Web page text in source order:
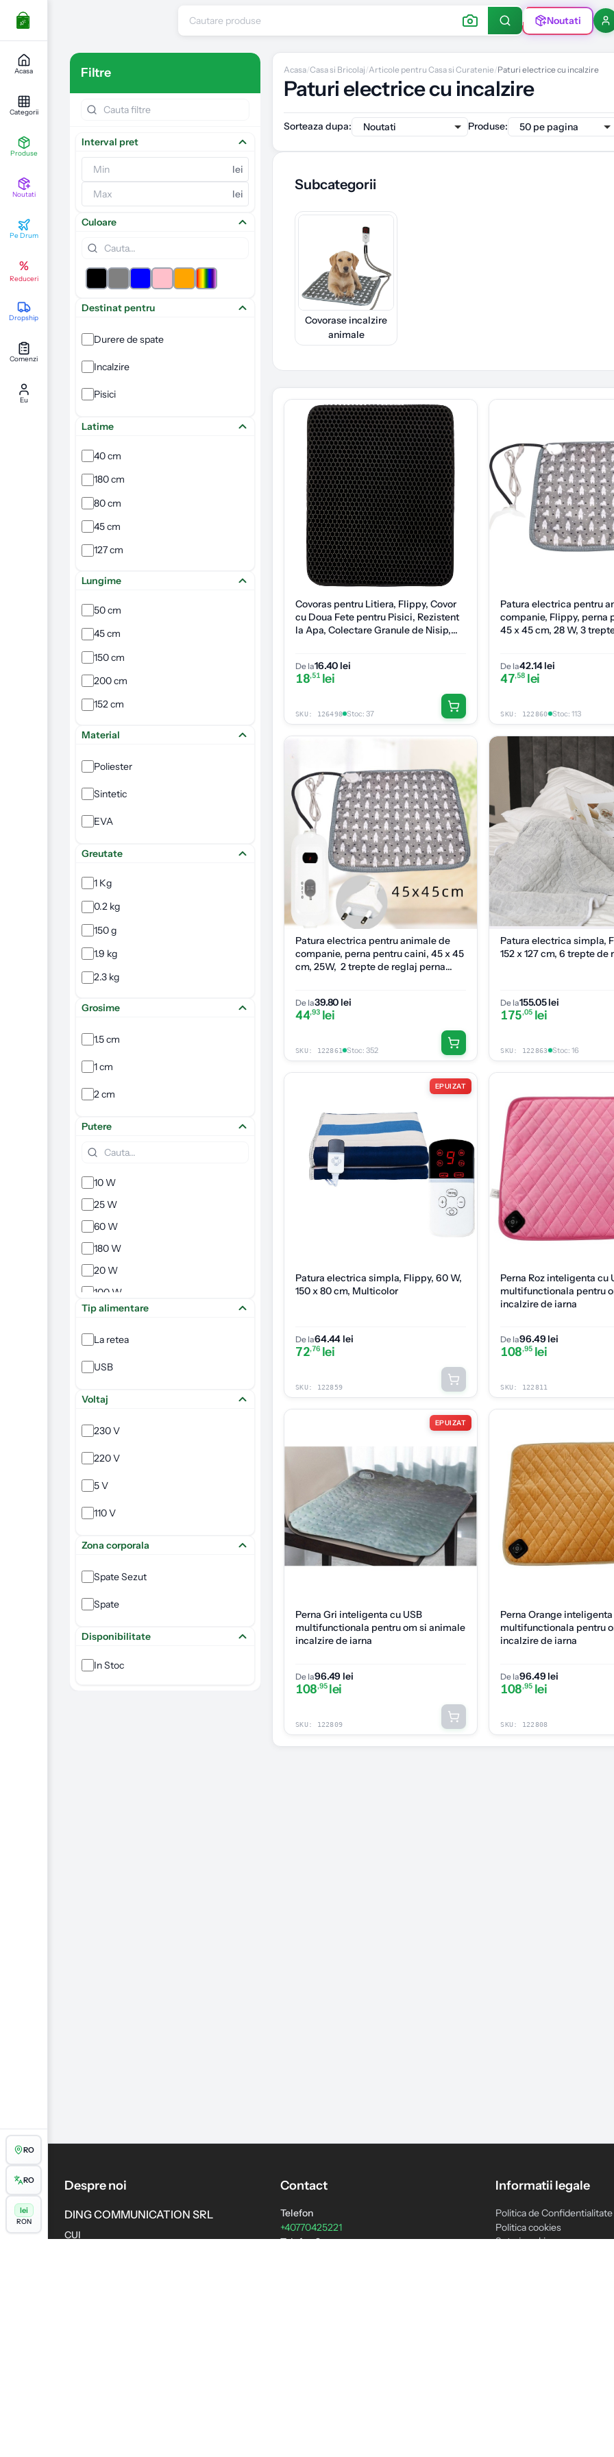
Acasa
Categorii
Produse
Noutati
Pe Drum
%
Reduceri
Dropship
Comenzi
Eu
RO
RO
lei
RON
Noutati
Filtre
Interval pret
lei
lei
Culoare
Destinat pentru
Durere de spate
Incalzire
Pisici
Latime
40 cm
180 cm
80 cm
45 cm
127 cm
Lungime
50 cm
45 cm
150 cm
200 cm
152 cm
Material
Poliester
Sintetic
EVA
Greutate
1 Kg
0.2 kg
150 g
1.9 kg
2.3 kg
Grosime
1.5 cm
1 cm
2 cm
Putere
10 W
25 W
60 W
180 W
20 W
100 W
Tip alimentare
La retea
USB
Voltaj
230 V
220 V
5 V
110 V
Zona corporala
Spate Sezut
Spate
Disponibilitate
In Stoc
Acasa/Casa si Bricolaj/Articole pentru Casa si Curatenie/Paturi electrice cu incalzire
Paturi electrice cu incalzire
Sorteaza dupa: Produse:
Subcategorii
Covorase incalzire
animale
Covoras pentru Litiera, Flippy, Covor
cu Doua Fete pentru Pisici, Rezistent
la Apa, Colectare Granule de Nisip,
De la16.40 lei
18,51 lei
SKU: 126498 Stoc:37
Patura electrica pentru
companie, Flippy, perna
45 x 45 cm, 28 W, 3
De la42.14 lei
47,58 lei
SKU: 122860 Stoc: 113
Patura electrica pentru animale de
companie, perna pentru caini, 45 x 45
cm, 25W, 2 trepte de reglaj perna
De la39.80 lei
44,93 lei
SKU: 122861 Stoc:352
Patura electrica simpla,
152 x 127 cm, 6 trepte de
De la155.05 lei
175,05lei
SKU: 122863 Stoc: 16
EPUIZAT
Patura electrica simpla, Flippy, 60 W,
150 x 80 cm, Multicolor
De la64.44 lei
72,76 lei
SKU: 122859
Perna Roz inteligenta cu
multifunctionala pentru
incalzire de iarna
De la96.49 lei
108,95lei
SKU: 122811
EPUIZAT
Perna Gri inteligenta cu USB
multifunctionala pentru om si animale
incalzire de iarna
De la96.49 lei
108,95lei
SKU: 122809
Perna Orange inteligenta
multifunctionala pentru
incalzire de iarna
De la96.49 lei
108,95lei
SKU: 122808
Despre noi
DING COMMUNICATION SRL
CUI
Contact
Telefon
+40770425221
Telefon 2
Informatii legale
Politica de Confidentialitate
Politica cookies
Setari cookie